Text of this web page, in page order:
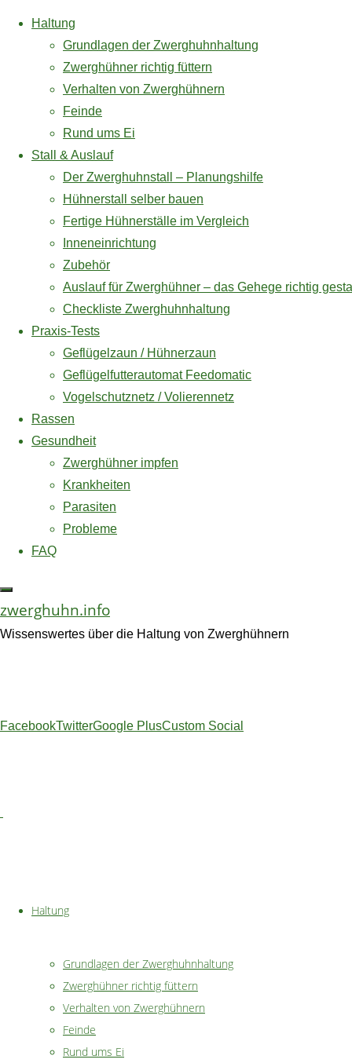
springen
Haltung
Grundlagen der Zwerghuhnhaltung
Zwerghühner richtig füttern
Verhalten von Zwerghühnern
Feinde
Rund ums Ei
Stall & Auslauf
Der Zwerghuhnstall – Planungshilfe
Hühnerstall selber bauen
Fertige Hühnerställe im Vergleich
Inneneinrichtung
Zubehör
Auslauf für Zwerghühner – das Gehege richtig
Checkliste Zwerghuhnhaltung
Praxis-Tests
Geflügelzaun / Hühnerzaun
Geflügelfutterautomat Feedomatic
Vogelschutznetz / Volierennetz
Rassen
Gesundheit
Zwerghühner impfen
Krankheiten
Parasiten
Probleme
FAQ
zwerghuhn.info
Wissenswertes über die Haltung von Zwerghühnern
FacebookTwitterGoogle PlusCustom Social
Haltung
Grundlagen der Zwerghuhnhaltung
Zwerghühner richtig füttern
Verhalten von Zwerghühnern
Feinde
Rund ums Ei
Hühner
stark reduziert
Geflügelzaun /
Hühnerzaun
Geflügelfutterautomat
Feedomatic
Vogelschutznetz /
Volierennetz
* = Affiliate Link / Werbelink
Amazon und das Amazon-Logo sind
Warenzeichen von Amazon.com, Inc.
oder eines seiner verbundenen
Unternehmen.